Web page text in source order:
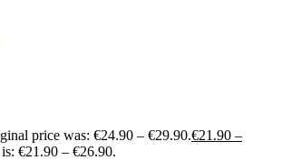
price was: €24.90 – €29.90.€21.90 –
€21.90 – €26.90.